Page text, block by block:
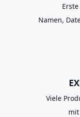
Namen,
Viele